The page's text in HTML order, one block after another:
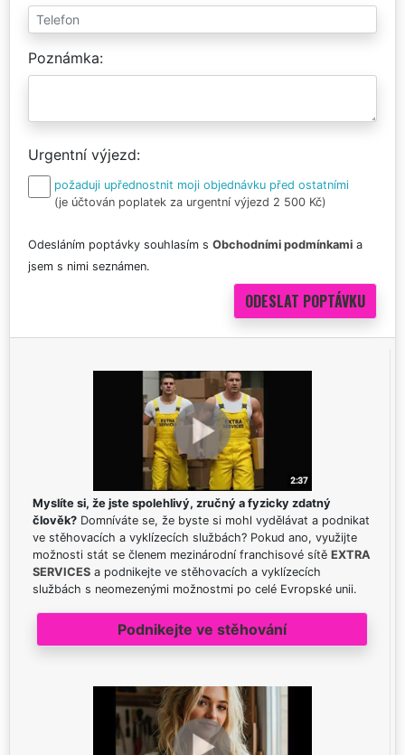
Poznámka
Urgentní výjezd
požaduji upřednostnit moji objednávku před ostatními
(je účtován poplatek za urgentní výjezd 2 500 Kč)
Odesláním poptávky souhlasím s Obchodními podmínkami a
jsem s nimi seznámen.
Myslíte si, že jste spolehlivý, zručný a fyzicky zdatný
člověk? Domníváte se, že byste si mohl vydělávat a podnikat
ve stěhovacích a vyklízecích službách? Pokud ano, využijte
možnosti stát se členem mezinárodní franchisové sítě EXTRA
SERVICES a podnikejte ve stěhovacích a vyklízecích
službách s neomezenými možnostmi po celé Evropské unii.
Podnikejte ve stěhování